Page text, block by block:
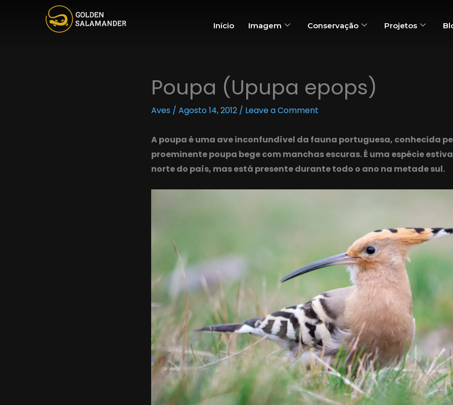
Início Imagem Conservação Projetos
Poupa (Upupa epops)
Aves/ Agosto 14, 2012 / Leave a Comment
A poupa é uma ave inconfundível da fauna portuguesa, conhecida
proeminente poupa bege com manchas escuras. É uma espécie
norte do país, mas está presente durante todo o ano na metade sul.